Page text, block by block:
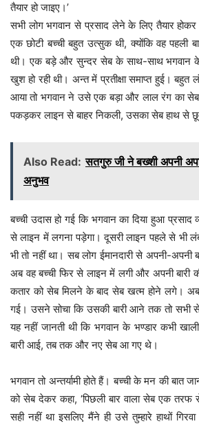
तैयार हो जाइए।’
सभी लोग भगवान से प्रसाद लेने के लिए तैयार
एक छोटी बच्ची बहुत उत्सुक थी, क्योंकि वह पहली
थी। एक बड़े और सुन्दर सेब के साथ-साथ भगवान के
खुश हो रही थी। अन्त में प्रतीक्षा समाप्त हुई।
आया तो भगवान ने उसे एक बड़ा और लाल रंग का
पकड़कर लाइन से बाहर निकली, उसका सेब हाथ से
Also Read: सतगुरु जी ने बख्शी अपनी
अनुभव
बच्ची उदास हो गई कि भगवान का दिया हुआ प्रसाद
से लाइन में लगना पड़ेगा। दूसरी लाइन पहले से भी
भी तो नहीं था। सब लोग ईमानदारी से अपनी-
अब वह बच्ची फिर से लाइन में लगी और अपनी बारी
कतार को सेब मिलने के बाद सेब खत्म होने लगे। अब
गई। उसने सोचा कि उसकी बारी आने तक तो सभी
यह नहीं जानती थी कि भगवान के भण्डार कभी
बारी आई, तब तक और नए सेब आ गए थे।
भगवान तो अन्तर्यामी होते हैं। बच्ची के मन की बात
को सेब देकर कहा, ‘पिछली बार वाला सेब एक तरफ
सही नहीं था इसलिए मैंने ही उसे तुम्हारे हाथों